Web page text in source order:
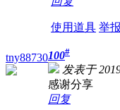
使用道具 举报
tny88730100#
发表于
感谢分享
回复